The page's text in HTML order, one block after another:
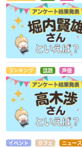
ランキング 話題 声優
イベント カフェ ニュース